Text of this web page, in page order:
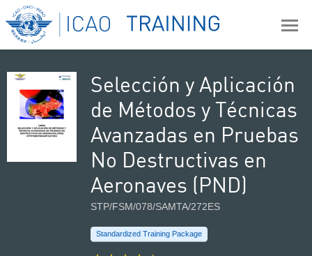
Selección y Aplicación
de Métodos y Técnicas
Avanzadas en Pruebas
No Destructivas en
Aeronaves (PND)
STP/FSM/078/SAMTA/272ES
Standardized Training Package